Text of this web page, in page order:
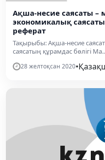
Ақша-несие саясаты –
экономикалық
реферат
Тақырыбы: Ақша-несие
саясатың құрамдас бөлігі
28 желтоқсан 2020•